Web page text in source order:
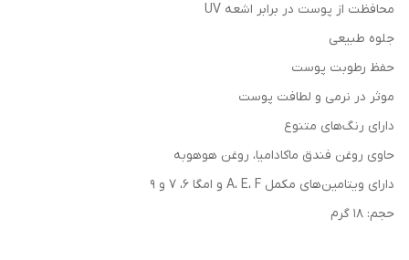
محافظت از پوست در برابر اشعه UV
جلوه طبیعی
حفظ رطوبت پوست
موثر در نرمی و لطافت پوست
دارای رنگ‌های متنوع
حاوی روغن فندق ماکادامیا، روغن هوهوبه
دارای ویتامین‌های مکمل A، E، F و امگا 6، 7 و 9
حجم: 18 گرم